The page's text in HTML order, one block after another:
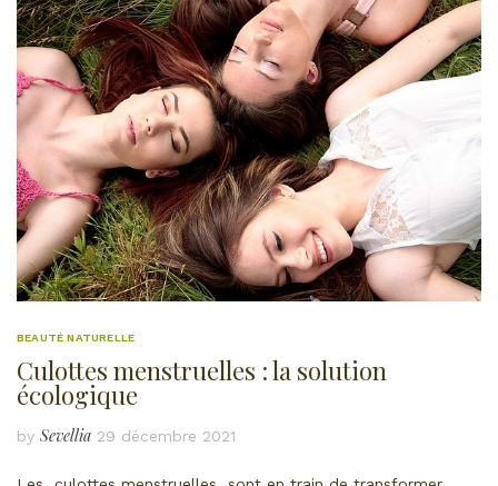
BEAUTÉ NATURELLE
Culottes menstruelles : la solution
écologique
by Sevellia 29 décembre 2021